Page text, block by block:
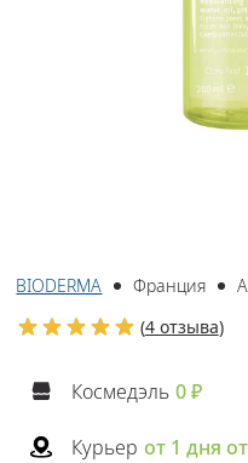
BIODERMA Франция
(4 отзыва)
Космедэль 0 ₽
Курьер от 1 дня